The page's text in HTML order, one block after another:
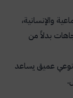
والإنسانية،
بدلاً من
نوعي عميق يساعد